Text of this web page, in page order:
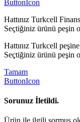
ButtonIcon
Hattınız Turkcell
Seçtiğiniz ürünü peşin
Hattınız Turkcell
Seçtiğiniz ürünü peşin
Tamam
ButtonIcon
Sorunuz İletildi.